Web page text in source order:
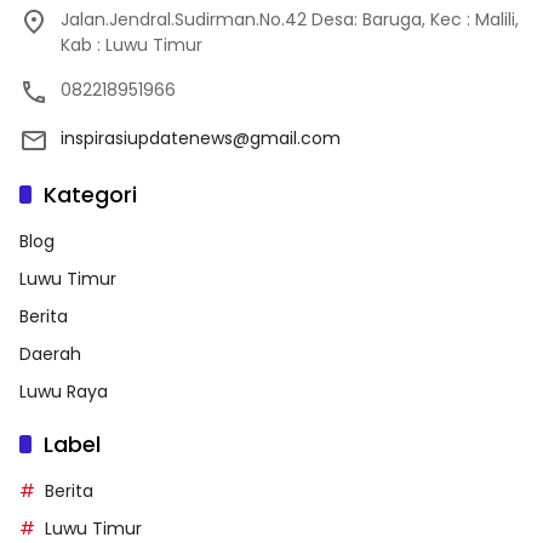
Jalan.Jendral.Sudirman.No.42 Desa: Baruga, Kec : Malili,
Kab : Luwu Timur
082218951966
inspirasiupdatenews@gmail.com
Kategori
Blog
Luwu Timur
Berita
Daerah
Luwu Raya
Label
Berita
Luwu Timur